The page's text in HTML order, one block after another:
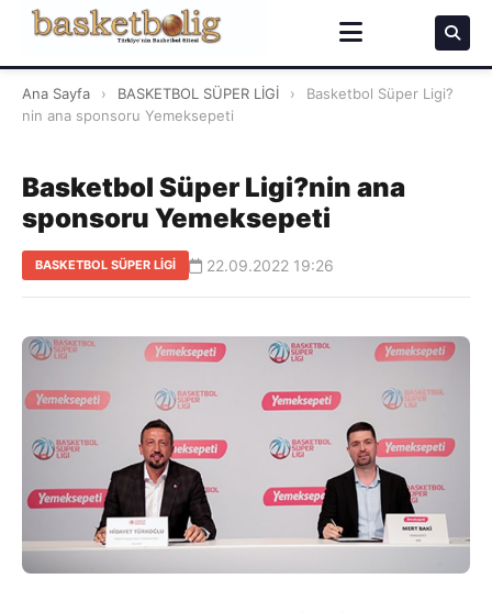
Ana Sayfa › BASKETBOL SÜPER LİGİ ›
Basketbol Süper Ligi?
nin ana sponsoru Yemeksepeti
Basketbol Süper Ligi?nin ana
sponsoru Yemeksepeti
BASKETBOL SÜPER LİGİ 22.09.2022 19:26